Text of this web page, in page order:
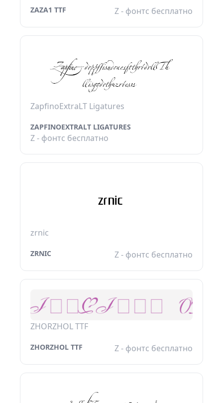
ZAZA1 TTF Z - фонтс бесплатно
ZapfinoExtraLT Ligatures
ZAPFINOEXTRALT LIGATURES
Z - фонтс бесплатно
zrnic
ZRNIC Z - фонтс бесплатно
ZHORZHOL TTF
ZHORZHOL TTF Z - фонтс бесплатно